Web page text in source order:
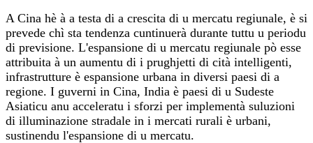
A Cina hè à a testa di a crescita di u mercatu regiunale, è si
prevede chì sta tendenza cuntinuerà durante tuttu u periodu
di previsione. L'espansione di u mercatu regiunale pò esse
attribuita à un aumentu di i prughjetti di cità intelligenti,
infrastrutture è espansione urbana in diversi paesi di a
regione. I guverni in Cina, India è paesi di u Sudeste
Asiaticu anu acceleratu i sforzi per implementà suluzioni
di illuminazione stradale in i mercati rurali è urbani,
sustinendu l'espansione di u mercatu.